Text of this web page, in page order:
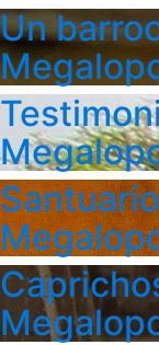
Un